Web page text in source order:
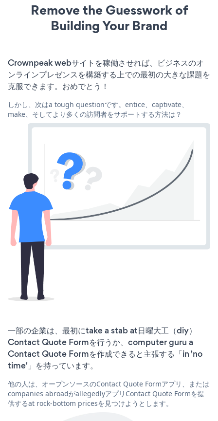
Remove the Guesswork of
Building Your Brand
Crownpeak webサイトを稼働させれば、ビジネスのオ
ンラインプレゼンスを構築する上での最初の大きな課題を
克服できます。おめでとう！
しかし、次はa tough questionです。entice、captivate、
make、そしてより多くの訪問者をサポートする方法は？
一部の企業は、最初にtake a stab at日曜大工（diy）
Contact Quote Formを行うか、computer guru a
Contact Quote Formを作成できると主張する「in 'no
time'」を持っています。
他の人は、オープンソースのContact Quote Formアプリ、または
companies abroadがallegedlyアプリContact Quote Formを提
供するat rock-bottom pricesを見つけようとします。